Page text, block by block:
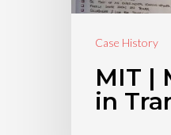
Case History
MIT |
in